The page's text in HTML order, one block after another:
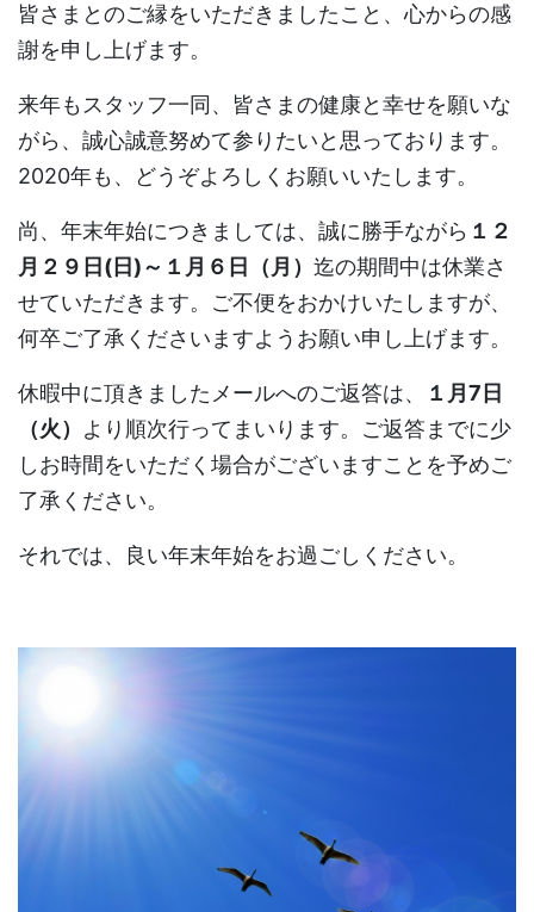
皆さまとのご縁をいただきましたこと、心からの感
謝を申し上げます。
来年もスタッフ一同、皆さまの健康と幸せを願いな
がら、誠心誠意努めて参りたいと思っております。
2020年も、どうぞよろしくお願いいたします。
尚、年末年始につきましては、誠に勝手ながら １２
月２９日(日)～１月６日（月） 迄の期間中は休業さ
せていただきます。ご不便をおかけいたしますが、
何卒ご了承くださいますようお願い申し上げます。
休暇中に頂きましたメールへのご返答は、
１月7日
（火） より順次行ってまいります。ご返答までに少
しお時間をいただく場合がございますことを予めご
了承ください。
それでは、良い年末年始をお過ごしください。